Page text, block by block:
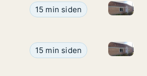
Ca. 70 m2 andelsbolig til
15 min siden Ca. 70
Ca. 70 m2 andelsbolig til
15 min siden Ca. 70